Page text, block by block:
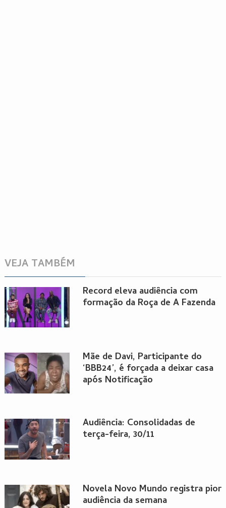
VEJA TAMBÉM
Record eleva audiência com
formação da Roça de A Fazenda
Mãe de Davi, Participante do
‘BBB24’, é forçada a deixar casa
após Notificação
Audiência: Consolidadas de
terça-feira, 30/11
Novela Novo Mundo registra pior
audiência da semana